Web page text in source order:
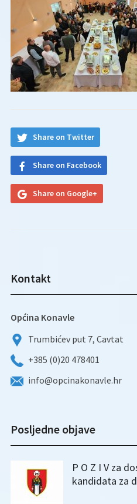
Share on Twitter
Share on Facebook
Share on Google+
Kontakt
Općina Konavle
Trumbićev put 7, Cavtat
+385 (0)20 478401
info@opcinakonavle.hr
Posljedne objave
P O Z I V za
kandidata za